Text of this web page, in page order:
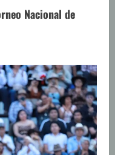
Nacional de